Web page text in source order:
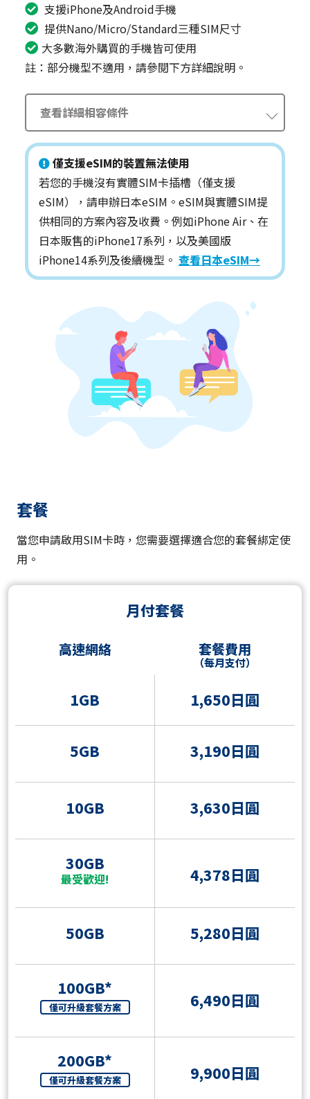
支援iPhone及Android手機
提供Nano/Micro/Standard三種SIM尺寸
大多數海外購買的手機皆可使用
註：部分機型不適用，請參閱下方詳細說明。
查看詳細相容條件
僅支援eSIM的裝置無法使用
若您的手機沒有實體SIM卡插槽（僅支援
eSIM），請申辦日本eSIM。eSIM與實體SIM提
供相同的方案內容及收費。例如iPhone Air、在
日本販售的iPhone17系列，以及美國版
iPhone14系列及後續機型。 查看日本eSIM→
套餐
當您申請啟用SIM卡時，您需要選擇適合您的套餐綁定使
用。
月付套餐
高速網絡 套餐費用
（每月支付）
1GB 1,650日圓
5GB 3,190日圓
10GB 3,630日圓
30GB
最受歡迎! 4,378日圓
50GB 5,280日圓
100GB*
僅可升級套餐方案 6,490日圓
200GB*
僅可升級套餐方案 9,900日圓